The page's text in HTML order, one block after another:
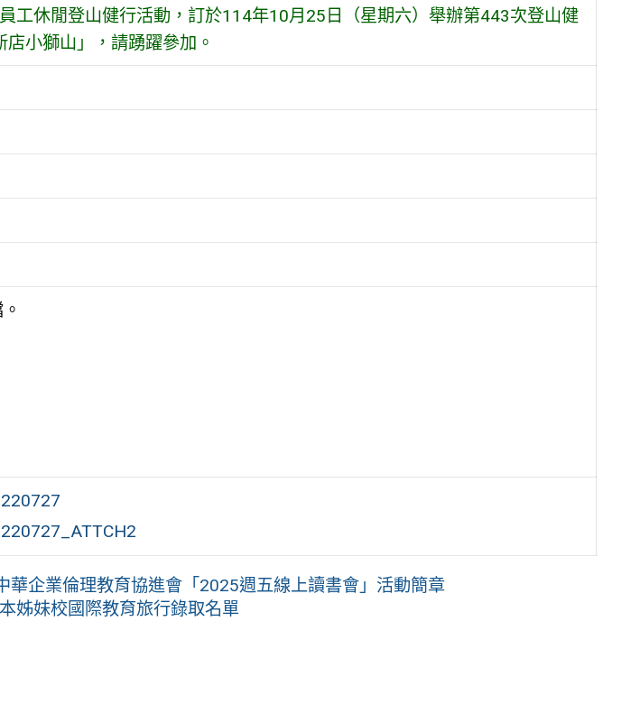
工休閒登山健行活動，訂於114年10月25日（星期六）舉辦第443次登山健
小獅山」，請踴躍參加。
華企業倫理教育協進會「2025週五線上讀書會」活動簡章
姊妹校國際教育旅行錄取名單